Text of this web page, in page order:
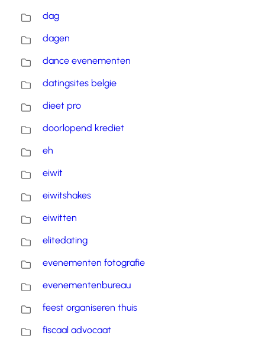
dag
dagen
dance evenementen
datingsites belgie
dieet pro
doorlopend krediet
eh
eiwit
eiwitshakes
eiwitten
elitedating
evenementen fotografie
evenementenbureau
feest organiseren thuis
fiscaal advocaat